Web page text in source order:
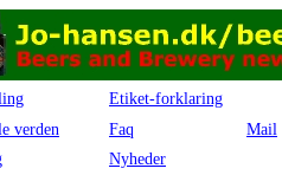
Etiket-forklaring
verden
Faq Mail
Nyheder